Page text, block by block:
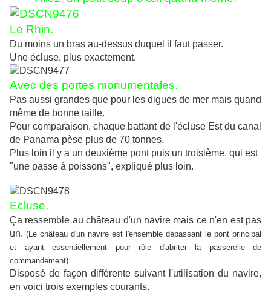
Le Rhin.
Du moins un bras au-dessus duquel il faut passer.
Une écluse, plus exactement.
Avec des portes monumentales.
Pas aussi grandes que pour les digues de mer mais quand
même de bonne taille.
Pour comparaison, chaque battant de l'écluse Est du canal
de Panama pèse plus de 70 tonnes.
Plus loin il y a un deuxième pont puis un troisième, qui est
"une passe à poissons", expliqué plus loin.
Ecluse.
Ça ressemble au château d'un navire mais ce n'en est pas
un. (Le château d'un navire est l'ensemble dépassant le pont principal
et ayant essentiellement pour rôle d'abriter la passerelle de
commandement)
Disposé de façon différente suivant l'utilisation du navire,
en voici trois exemples courants.